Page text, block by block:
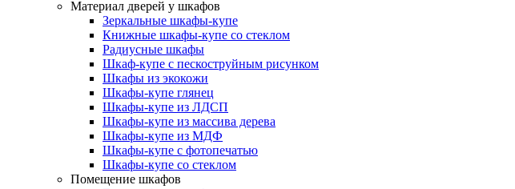
Материал дверей у шкафов
Зеркальные шкафы-купе
Книжные шкафы-купе со стеклом
Радиусные шкафы
Шкаф-купе с пескоструйным рисунком
Шкафы из экокожи
Шкафы-купе глянец
Шкафы-купе из ЛДСП
Шкафы-купе из массива дерева
Шкафы-купе из МДФ
Шкафы-купе с фотопечатью
Шкафы-купе со стеклом
Помещение шкафов